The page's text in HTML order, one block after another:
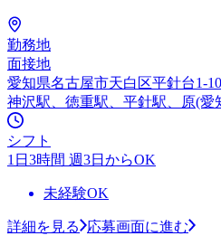
勤務地
面接地
愛知県名古屋市天白区平針台1-
神沢駅、徳重駅、平針駅、原(愛
シフト
1日3時間 週3日からOK
未経験OK
詳細を見る
応募画面に進む